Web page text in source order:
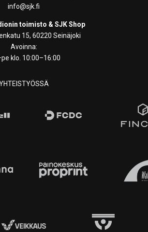
info@sjk.fi
toimisto & SJK Shop
15, 60220 Seinäjoki
Avoinna:
klo. 10:00–16:00